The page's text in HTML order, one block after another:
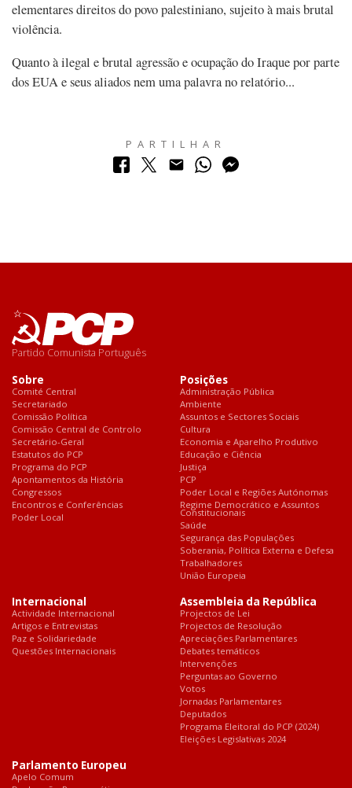
elementares direitos do povo palestiniano, sujeito à mais brutal
violência.
Quanto à ilegal e brutal agressão e ocupação do Iraque por parte
dos EUA e seus aliados nem uma palavra no relatório...
PARTILHAR
Partido Comunista Português
Sobre
Comité Central
Secretariado
Comissão Política
Comissão Central de Controlo
Secretário-Geral
Estatutos do PCP
Programa do PCP
Apontamentos da História
Congressos
Encontros e Conferências
Poder Local
Posições
Administração Pública
Ambiente
Assuntos e Sectores Sociais
Cultura
Economia e Aparelho Produtivo
Educação e Ciência
Justiça
PCP
Poder Local e Regiões Autónomas
Regime Democrático e Assuntos
Constitucionais
Saúde
Segurança das Populações
Soberania, Política Externa e Defesa
Trabalhadores
União Europeia
Internacional
Actividade Internacional
Artigos e Entrevistas
Paz e Solidariedade
Questões Internacionais
Assembleia da República
Projectos de Lei
Projectos de Resolução
Apreciações Parlamentares
Debates temáticos
Intervenções
Perguntas ao Governo
Votos
Jornadas Parlamentares
Deputados
Programa Eleitoral do PCP (2024)
Eleições Legislativas 2024
Parlamento Europeu
Apelo Comum